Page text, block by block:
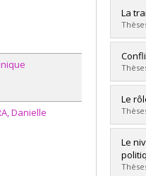
Cycle
La
Cycle
Cycle
Le
Cycle
Le
Danielle